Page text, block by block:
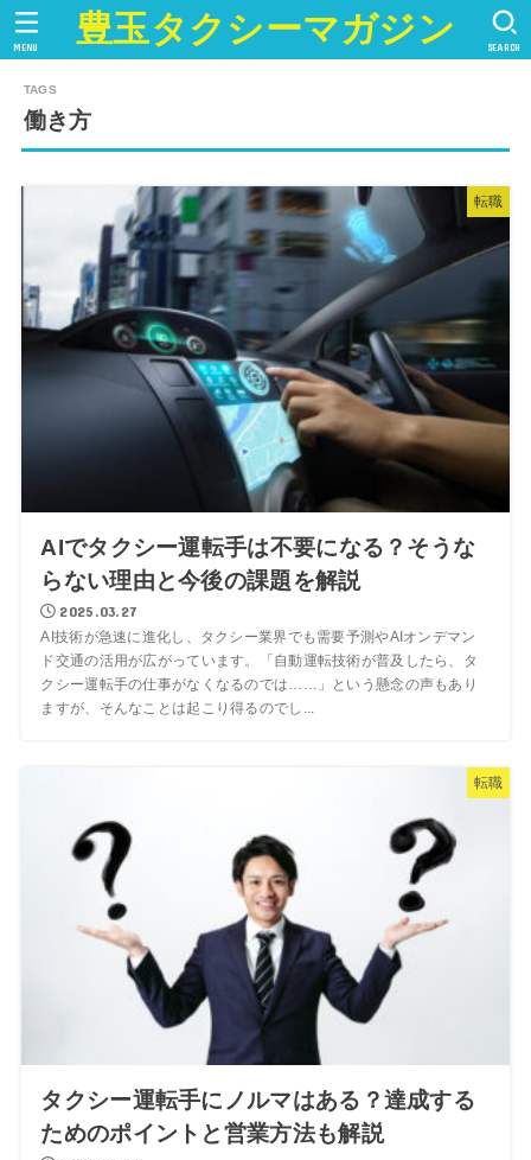
豊玉タクシーマガジン SEARCH
MENU
働き方
転職
AIでタクシー運転手は不要になる？そうな
らない理由と今後の課題を解説
2025.03.27
AI技術が急速に進化し、タクシー業界でも需要予測やAIオンデマン
ド交通の活用が広がっています。「自動運転技術が普及したら、タ
クシー運転手の仕事がなくなるのでは……」という懸念の声もあり
ますが、そんなことは起こり得るのでし...
転職
タクシー運転手にノルマはある？達成する
ためのポイントと営業方法も解説